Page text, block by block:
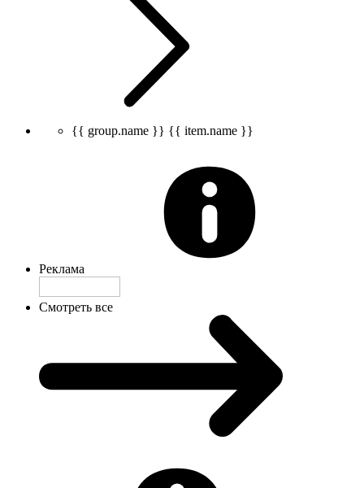
{{ group.name }} {{ item.name }}
Реклама
Смотреть все